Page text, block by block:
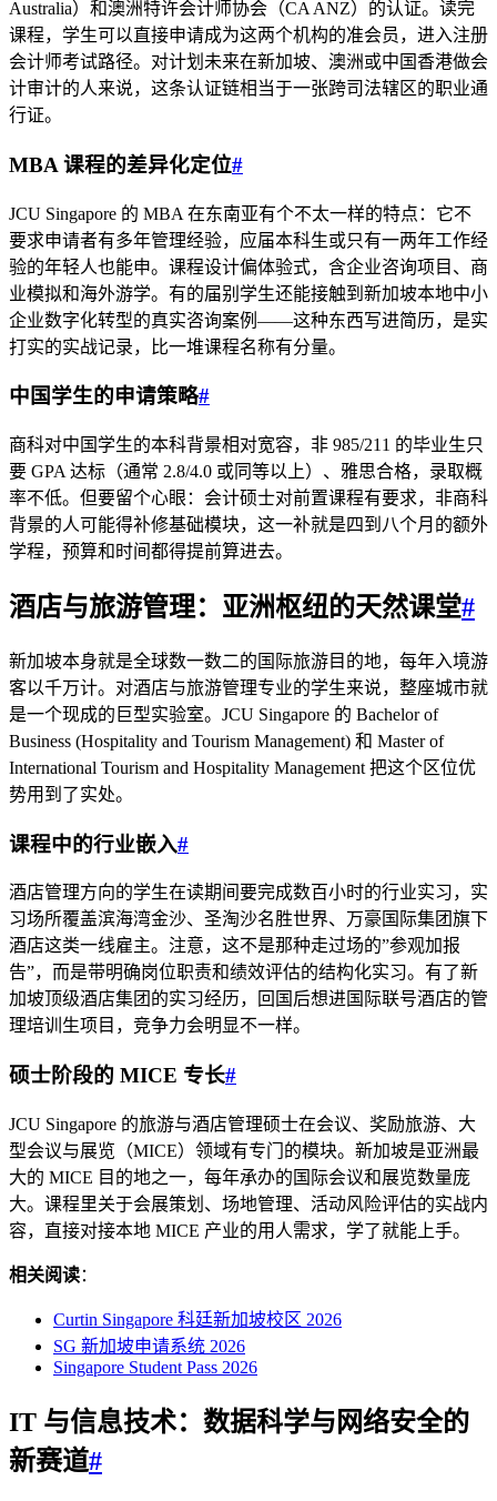
Australia）和澳洲特许会计师协会（CA ANZ）的认证。读完
课程，学生可以直接申请成为这两个机构的准会员，进入注册
会计师考试路径。对计划未来在新加坡、澳洲或中国香港做会
计审计的人来说，这条认证链相当于一张跨司法辖区的职业通
行证。
MBA 课程的差异化定位#
JCU Singapore 的 MBA 在东南亚有个不太一样的特点：它不
要求申请者有多年管理经验，应届本科生或只有一两年工作经
验的年轻人也能申。课程设计偏体验式，含企业咨询项目、商
业模拟和海外游学。有的届别学生还能接触到新加坡本地中小
企业数字化转型的真实咨询案例——这种东西写进简历，是实
打实的实战记录，比一堆课程名称有分量。
中国学生的申请策略#
商科对中国学生的本科背景相对宽容，非 985/211 的毕业生只
要 GPA 达标（通常 2.8/4.0 或同等以上）、雅思合格，录取概
率不低。但要留个心眼：会计硕士对前置课程有要求，非商科
背景的人可能得补修基础模块，这一补就是四到八个月的额外
学程，预算和时间都得提前算进去。
酒店与旅游管理：亚洲枢纽的天然课堂#
新加坡本身就是全球数一数二的国际旅游目的地，每年入境游
客以千万计。对酒店与旅游管理专业的学生来说，整座城市就
是一个现成的巨型实验室。JCU Singapore 的 Bachelor of
Business (Hospitality and Tourism Management) 和 Master of
International Tourism and Hospitality Management 把这个区位优
势用到了实处。
课程中的行业嵌入#
酒店管理方向的学生在读期间要完成数百小时的行业实习，实
习场所覆盖滨海湾金沙、圣淘沙名胜世界、万豪国际集团旗下
酒店这类一线雇主。注意，这不是那种走过场的”参观加报
告”，而是带明确岗位职责和绩效评估的结构化实习。有了新
加坡顶级酒店集团的实习经历，回国后想进国际联号酒店的管
理培训生项目，竞争力会明显不一样。
硕士阶段的 MICE 专长#
JCU Singapore 的旅游与酒店管理硕士在会议、奖励旅游、大
型会议与展览（MICE）领域有专门的模块。新加坡是亚洲最
大的 MICE 目的地之一，每年承办的国际会议和展览数量庞
大。课程里关于会展策划、场地管理、活动风险评估的实战内
容，直接对接本地 MICE 产业的用人需求，学了就能上手。
相关阅读：
Curtin Singapore 科廷新加坡校区 2026
SG 新加坡申请系统 2026
Singapore Student Pass 2026
IT 与信息技术：数据科学与网络安全的
新赛道#